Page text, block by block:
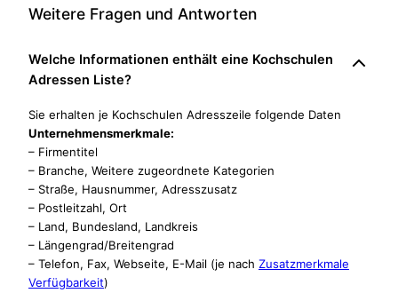
Weitere Fragen und Antworten
Welche Informationen enthält eine Kochschulen
Adressen Liste?
Sie erhalten je Kochschulen Adresszeile folgende Daten
Unternehmensmerkmale:
– Firmentitel
– Branche, Weitere zugeordnete Kategorien
– Straße, Hausnummer, Adresszusatz
– Postleitzahl, Ort
– Land, Bundesland, Landkreis
– Längengrad/Breitengrad
– Telefon, Fax, Webseite, E-Mail (je nach Zusatzmerkmale
Verfügbarkeit)